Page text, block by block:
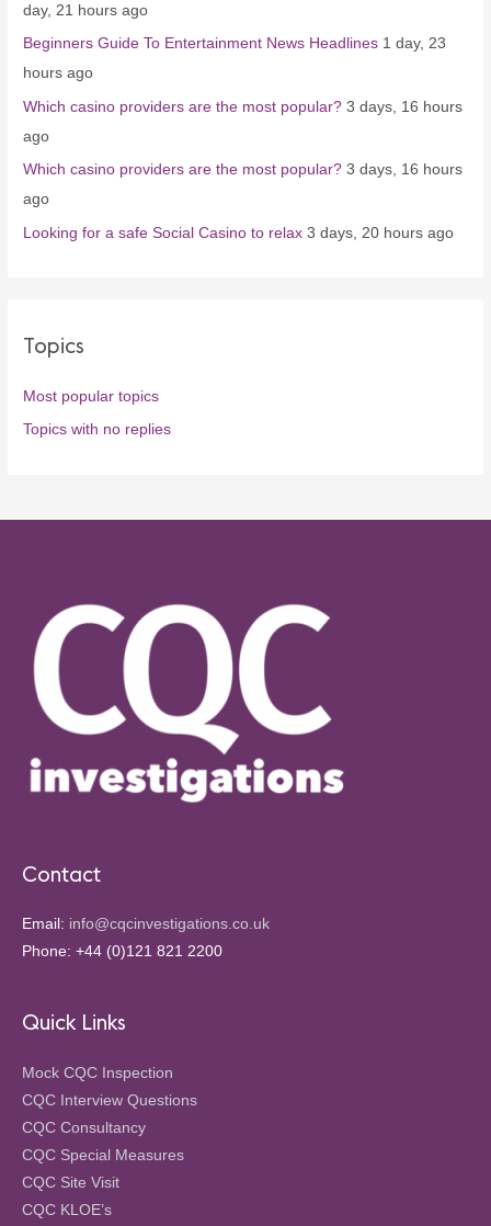
r
:
day, 21 hours ago
Beginners Guide To Entertainment News Headlines 1 day, 23
hours ago
Which casino providers are the most popular? 3 days, 16 hours
ago
Which casino providers are the most popular? 3 days, 16 hours
ago
Looking for a safe Social Casino to relax 3 days, 20 hours ago
Topics
Most popular topics
Topics with no replies
Contact
Email: info@cqcinvestigations.co.uk
Phone: +44 (0)121 821 2200
Quick Links
Mock CQC Inspection
CQC Interview Questions
CQC Consultancy
CQC Special Measures
CQC Site Visit
CQC KLOE’s